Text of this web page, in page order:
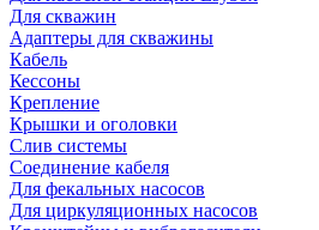
Для скважин
Адаптеры для скважины
Кабель
Кессоны
Крепление
Крышки и оголовки
Слив системы
Соединение кабеля
Для фекальных насосов
Для циркуляционных насосов